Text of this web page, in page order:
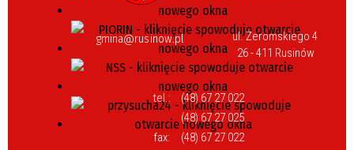
gmina@rusinow.pl
ul. Żeromskiego 4
26 - 411 Rusinów
tel.:
(48) 67 27 022
(48) 67 27 025
fax:
(48) 67 27 022